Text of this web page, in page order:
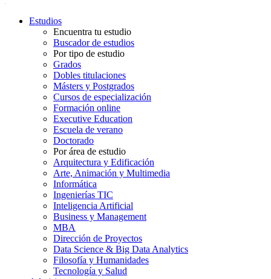
Estudios
Encuentra tu estudio
Buscador de estudios
Por tipo de estudio
Grados
Dobles titulaciones
Másters y Postgrados
Cursos de especialización
Formación online
Executive Education
Escuela de verano
Doctorado
Por área de estudio
Arquitectura y Edificación
Arte, Animación y Multimedia
Informática
Ingenierías TIC
Inteligencia Artificial
Business y Management
MBA
Dirección de Proyectos
Data Science & Big Data Analytics
Filosofía y Humanidades
Tecnología y Salud